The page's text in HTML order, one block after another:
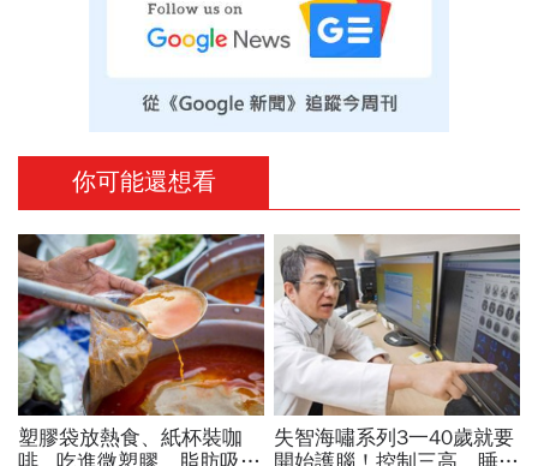
你可能還想看
塑膠袋放熱食、紙杯裝咖
失智海嘯系列3一40歲就要